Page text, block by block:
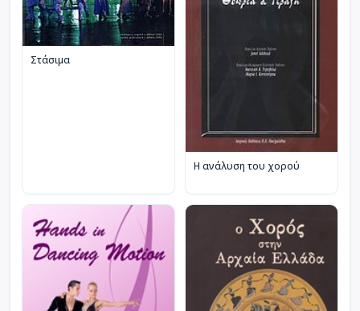
Στάσιμα
Η ανάλυση του χορού